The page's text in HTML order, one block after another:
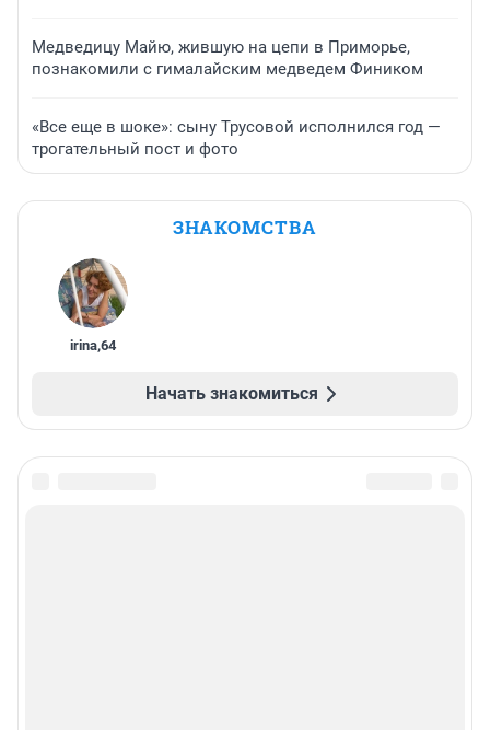
Медведицу Майю, жившую на цепи в Приморье,
познакомили с гималайским медведем Фиником
«Все еще в шоке»: сыну Трусовой исполнился год —
трогательный пост и фото
ЗНАКОМСТВА
irina,64
Начать знакомиться